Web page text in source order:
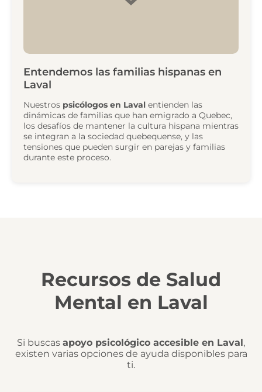
Entendemos las familias hispanas en
Laval
Nuestros psicólogos en Laval entienden las
dinámicas de familias que han emigrado a Quebec,
los desafíos de mantener la cultura hispana mientras
se integran a la sociedad quebequense, y las
tensiones que pueden surgir en parejas y familias
durante este proceso.
Recursos de Salud
Mental en Laval
Si buscas apoyo psicológico accesible en Laval ,
existen varias opciones de ayuda disponibles para
ti.